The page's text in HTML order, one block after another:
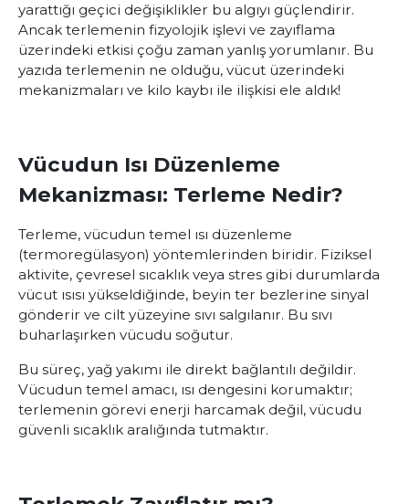
yarattığı geçici değişiklikler bu algıyı güçlendirir.
Ancak terlemenin fizyolojik işlevi ve zayıflama
üzerindeki etkisi çoğu zaman yanlış yorumlanır. Bu
yazıda terlemenin ne olduğu, vücut üzerindeki
mekanizmaları ve kilo kaybı ile ilişkisi ele aldık!
Vücudun Isı Düzenleme
Mekanizması: Terleme Nedir?
Terleme, vücudun temel ısı düzenleme
(termoregülasyon) yöntemlerinden biridir. Fiziksel
aktivite, çevresel sıcaklık veya stres gibi durumlarda
vücut ısısı yükseldiğinde, beyin ter bezlerine sinyal
gönderir ve cilt yüzeyine sıvı salgılanır. Bu sıvı
buharlaşırken vücudu soğutur.
Bu süreç, yağ yakımı ile direkt bağlantılı değildir.
Vücudun temel amacı, ısı dengesini korumaktır;
terlemenin görevi enerji harcamak değil, vücudu
güvenli sıcaklık aralığında tutmaktır.